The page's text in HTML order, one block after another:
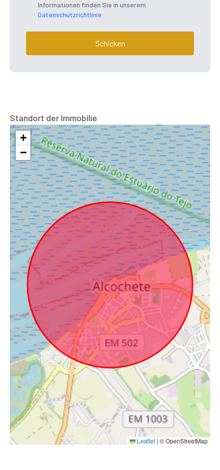
Informationen finden Sie in unserem
Datenschutzrichtlinie
Schicken
Standort der Immobilie
+
−
Leaflet | © OpenStreetMap